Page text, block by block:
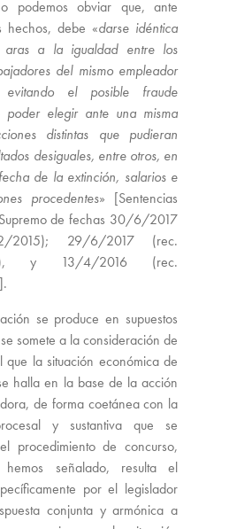
podemos obviar que, ante
hechos, debe «darse idéntica
aras a la igualdad entre los
del mismo empleador
evitando el posible fraude
poder elegir ante una misma
distintas que pudieran
desiguales, entre otros, en
de la extinción, salarios e
procedentes» [Sentencias
de fechas 30/6/2017
2015); 29/6/2017 (rec.
y 13/4/2016 (rec.
se produce en supuestos
somete a la consideración de
que la situación económica de
halla en la base de la acción
de forma coetánea con la
y sustantiva que se
procedimiento de concurso,
señalado, resulta el
por el legislador
conjunta y armónica a